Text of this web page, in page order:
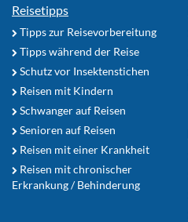
Reisetipps
Tipps zur Reisevorbereitung
Tipps während der Reise
Schutz vor Insektenstichen
Reisen mit Kindern
Schwanger auf Reisen
Senioren auf Reisen
Reisen mit einer Krankheit
Reisen mit chronischer
Erkrankung / Behinderung